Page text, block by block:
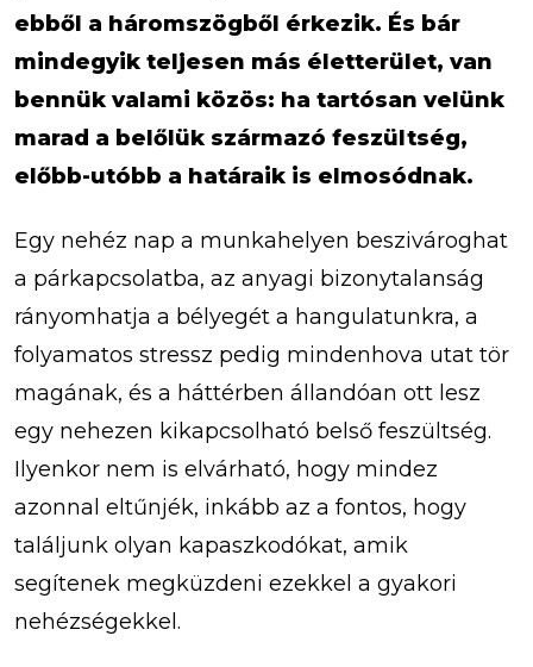
ebből a háromszögből érkezik. És bár
mindegyik teljesen más életterület, van
bennük valami közös: ha tartósan velünk
marad a belőlük származó feszültség,
előbb-utóbb a határaik is elmosódnak.
Egy nehéz nap a munkahelyen beszivároghat
a párkapcsolatba, az anyagi bizonytalanság
rányomhatja a bélyegét a hangulatunkra, a
folyamatos stressz pedig mindenhova utat tör
magának, és a háttérben állandóan ott lesz
egy nehezen kikapcsolható belső feszültség.
Ilyenkor nem is elvárható, hogy mindez
azonnal eltűnjék, inkább az a fontos, hogy
találjunk olyan kapaszkodókat, amik
segítenek megküzdeni ezekkel a gyakori
nehézségekkel.